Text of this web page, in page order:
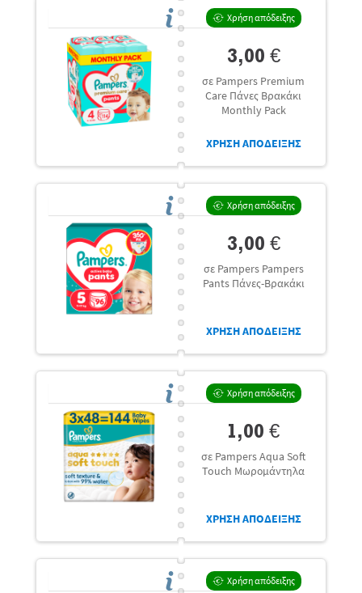
Χρήση απόδειξης
3,00 €
σε Pampers Premium
Care Πάνες Βρακάκι
Monthly Pack
ΧΡΗΣΗ ΑΠΟΔΕΙΞΗΣ
Χρήση απόδειξης
3,00 €
σε Pampers Pampers
Pants Πάνες-Βρακάκι
ΧΡΗΣΗ ΑΠΟΔΕΙΞΗΣ
Χρήση απόδειξης
1,00 €
σε Pampers Aqua Soft
Touch Μωρομάντηλα
ΧΡΗΣΗ ΑΠΟΔΕΙΞΗΣ
Χρήση απόδειξης